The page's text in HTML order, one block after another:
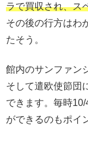
ラで買収され、ス
その後の行方はわ
たそう。
館内のサンファン
そして遣欧使節団
できます。毎時
ができるのもポイ